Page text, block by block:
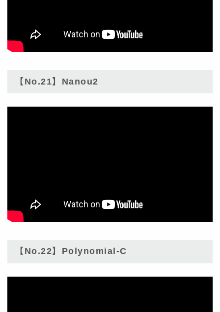
【No.21】Nanou2
【No.22】Polynomial-C